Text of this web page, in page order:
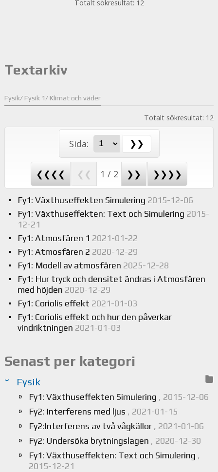
Totalt sökresultat: 12
Textarkiv
Fysik/ Fysik 1/ Klimat och väder
Totalt sökresultat: 12
Sida:
❮❮❮❮ ❮❮ 1 / 2 ❯❯ ❯❯❯❯
Fy1: Växthuseffekten Simulering 2015-12-06
Fy1: Växthuseffekten: Text och Simulering 2015-
12-21
Fy1: Atmosfären 1 2021-01-22
Fy1: Atmosfären 2 2020-12-29
Fy1: Modell av atmosfären 2025-12-28
Fy1: Hur tryck och densitet ändras i Atmosfären
med höjden 2020-12-29
Fy1: Coriolis effekt 2021-01-03
Fy1: Coriolis effekt och hur den påverkar
vindriktningen 2021-01-03
Senast per kategori
Fysik
Fy1: Växthuseffekten Simulering , 2015-12-06
Fy2: Interferens med ljus , 2021-01-15
Fy2:Interferens av två vågkällor , 2021-01-06
Fy2: Undersöka brytningslagen , 2020-12-30
Fy1: Växthuseffekten: Text och Simulering ,
2015-12-21